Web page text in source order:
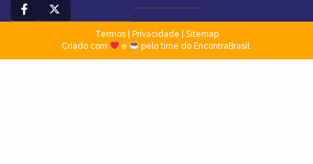
Termos| Privacidade
Sitemap
Criado com
e pelo time do EncontraBrasil